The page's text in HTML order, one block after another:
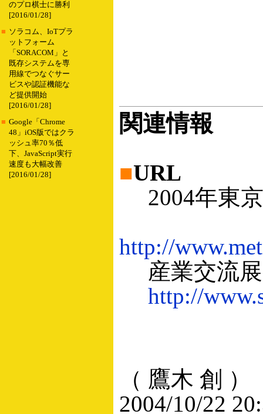
のプロ棋士に勝利
[2016/01/28]
■ ソラコム、IoTプラ
ットフォーム
「SORACOM」と
既存システムを専
用線でつなぐサー
ビスや認証機能な
ど提供開始
[2016/01/28]
■ Google「Chrome
48」iOS版ではクラ
ッシュ率70％低
下、JavaScript実行
速度も大幅改善
[2016/01/28]
関連情報
■URL
2004年東京
http://
産業交流展
http://
（ 鷹木 創 ）
2004/10/22